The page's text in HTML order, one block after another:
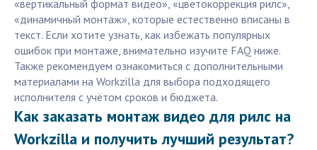
«вертикальный формат видео», «цветокоррекция рилс»,
«динамичный монтаж», которые естественно вписаны в
текст. Если хотите узнать, как избежать популярных
ошибок при монтаже, внимательно изучите FAQ ниже.
Также рекомендуем ознакомиться с дополнительными
материалами на Workzilla для выбора подходящего
исполнителя с учётом сроков и бюджета.
Как заказать монтаж видео для рилс на
Workzilla и получить лучший результат?